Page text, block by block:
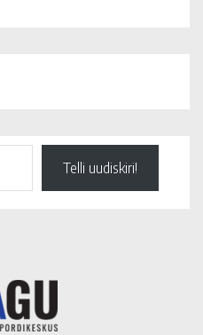
Telli uudiskiri!